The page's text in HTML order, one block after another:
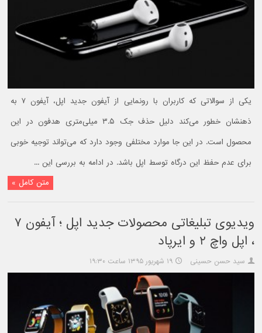
یکی از سوالاتی که کاربران با رونمایی از آیفون جدید اپل، آیفون ۷ به
ذهنشان خطور می‌کند دلیل حذف جک ۳.۵ میلی‌متری هدفون در این
محصول است. در این جا موارد مختلفی وجود دارد که می‌تواند توجیه خوبی
برای عدم حفظ این درگاه توسط اپل باشد. در ادامه به بررسی این ...
متن کامل »
ویدیوی تبلیغاتی محصولات جدید اپل ؛ آیفون ۷
، اپل واچ ۲ و ایرپاد
سید حسن حسینی ۱۹ شهریور ۱۳۹۵ ساعت ۱۹:۳۰